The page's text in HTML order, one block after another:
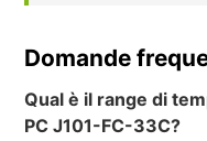
Domande
Qual è il range di
PC J101-FC-33C?